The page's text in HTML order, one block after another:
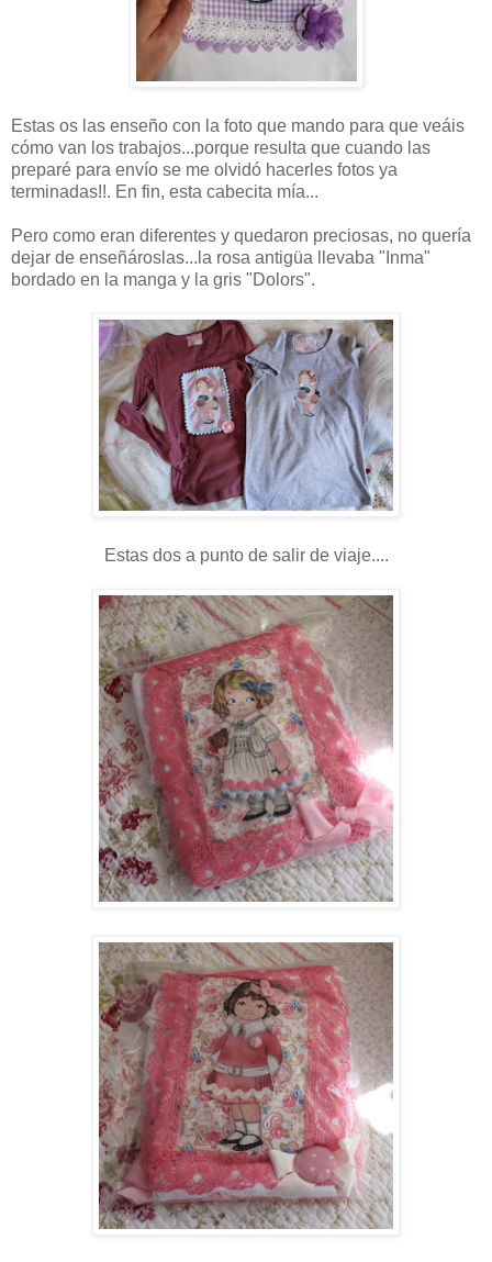
Estas os las enseño con la foto que mando para que veáis
cómo van los trabajos...porque resulta que cuando las
preparé para envío se me olvidó hacerles fotos ya
terminadas!!. En fin, esta cabecita mía...
Pero como eran diferentes y quedaron preciosas, no quería
dejar de enseñároslas...la rosa antigüa llevaba "Inma"
bordado en la manga y la gris "Dolors".
Estas dos a punto de salir de viaje....